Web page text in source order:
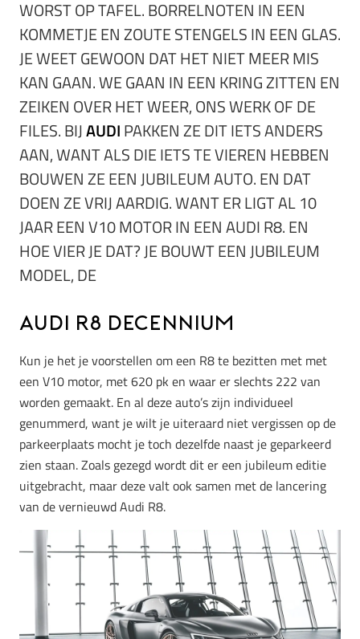
WORST OP TAFEL. BORRELNOTEN IN EEN
KOMMETJE EN ZOUTE STENGELS IN EEN GLAS.
JE WEET GEWOON DAT HET NIET MEER MIS
KAN GAAN. WE GAAN IN EEN KRING ZITTEN EN
ZEIKEN OVER HET WEER, ONS WERK OF DE
FILES. BIJAUDIPAKKEN ZE DIT IETS ANDERS
AAN, WANT ALS DIE IETS TE VIEREN HEBBEN
BOUWEN ZE EEN JUBILEUM AUTO. EN DAT
DOEN ZE VRIJ AARDIG. WANT ER LIGT AL 10
JAAR EEN V10 MOTOR IN EEN AUDI R8. EN
HOE VIER JE DAT? JE BOUWT EEN JUBILEUM
MODEL, DE
Audi R8 Decennium
Kun je het je voorstellen om een R8 te bezitten met met
een V10 motor, met 620 pk en waar er slechts 222 van
worden gemaakt. En al deze auto’s zijn individueel
genummerd, want je wilt je uiteraard niet vergissen op de
parkeerplaats mocht je toch dezelfde naast je geparkeerd
zien staan. Zoals gezegd wordt dit er een jubileum editie
uitgebracht, maar deze valt ook samen met de lancering
van de vernieuwd Audi R8.